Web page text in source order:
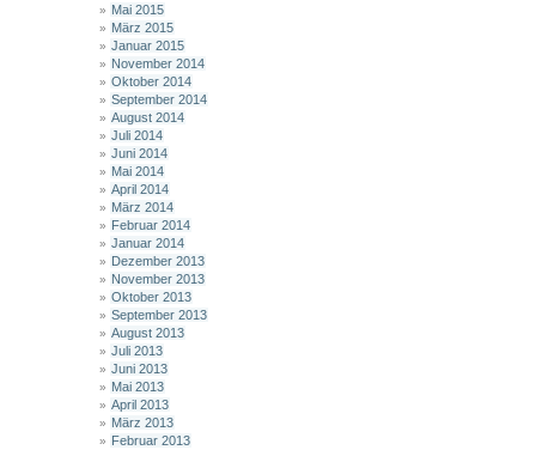
Mai 2015
März 2015
Januar 2015
November 2014
Oktober 2014
September 2014
August 2014
Juli 2014
Juni 2014
Mai 2014
April 2014
März 2014
Februar 2014
Januar 2014
Dezember 2013
November 2013
Oktober 2013
September 2013
August 2013
Juli 2013
Juni 2013
Mai 2013
April 2013
März 2013
Februar 2013